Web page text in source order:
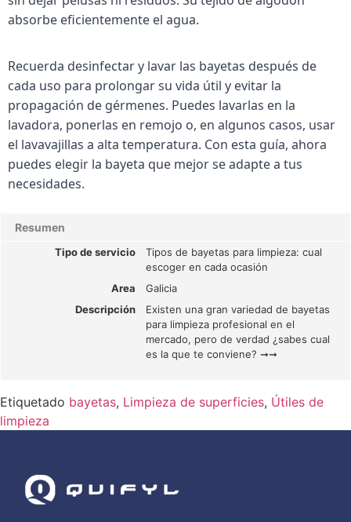
absorbe eficientemente el agua.
Recuerda desinfectar y lavar las bayetas después de
cada uso para prolongar su vida útil y evitar la
propagación de gérmenes. Puedes lavarlas en la
lavadora, ponerlas en remojo o, en algunos casos, usar
el lavavajillas a alta temperatura. Con esta guía, ahora
puedes elegir la bayeta que mejor se adapte a tus
necesidades.
Resumen
Tipo de servicio
Tipos de bayetas para limpieza: cual
escoger en cada ocasión
Area
Galicia
Descripción
Existen una gran variedad de bayetas
para limpieza profesional en el
mercado, pero de verdad ¿sabes cual
es la que te conviene? ➞➞
Etiquetado bayetas, Limpieza de superficies, Útiles de
limpieza